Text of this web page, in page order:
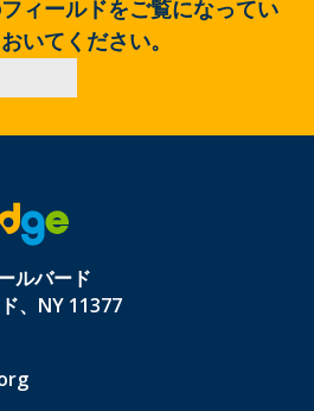
ィールドをご覧になってい
いてください。
ルバード
、NY 11377